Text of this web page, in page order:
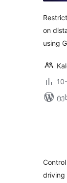
on
using
driving